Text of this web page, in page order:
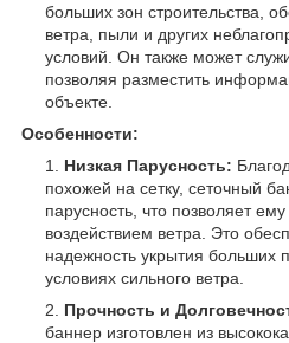
больших зон строительства,
ветра, пыли и других
условий. Он также может
позволяя разместить
объекте.
Особенности:
Низкая Парусность:
похожей на сетку, сеточный
парусность, что позволяет
воздействием ветра. Это
надежность укрытия больших
условиях сильного ветра.
Прочность и
баннер изготовлен из